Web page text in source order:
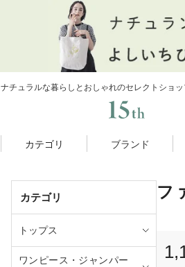
ナチュラルな暮らしとおしゃれのセレクトショ
カテゴリ ブランド
カテゴリ
トップス
ワンピース・ジャンパー
フ